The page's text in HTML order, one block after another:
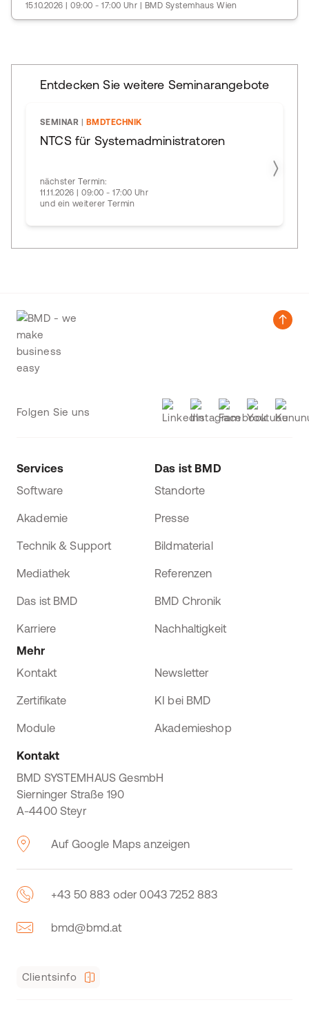
15.10.2026 | 09:00 - 17:00 Uhr | BMD Systemhaus Wien
Entdecken Sie weitere Seminarangebote
SEMINAR BMDTECHNIK
NTCS für Systemadministratoren
nächster Termin:
11.11.2026 | 09:00 - 17:00 Uhr
und ein weiterer Termin
Folgen Sie uns
Services
Software
Akademie
Technik & Support
Mediathek
Das ist BMD
Karriere
Das ist BMD
Standorte
Presse
Bildmaterial
Referenzen
BMD Chronik
Nachhaltigkeit
Mehr
Kontakt
Newsletter
Zertifikate KI bei BMD
Module Akademieshop
Kontakt
BMD SYSTEMHAUS GesmbH
Sierninger Straße 190
A-4400 Steyr
Auf Google Maps anzeigen
+43 50 883 oder 0043 7252 883
bmd@bmd.at
Clientsinfo